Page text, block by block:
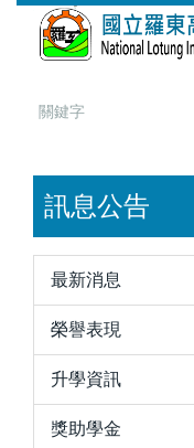
訊息公告
最新消息
榮譽表現
升學資訊
獎助學金